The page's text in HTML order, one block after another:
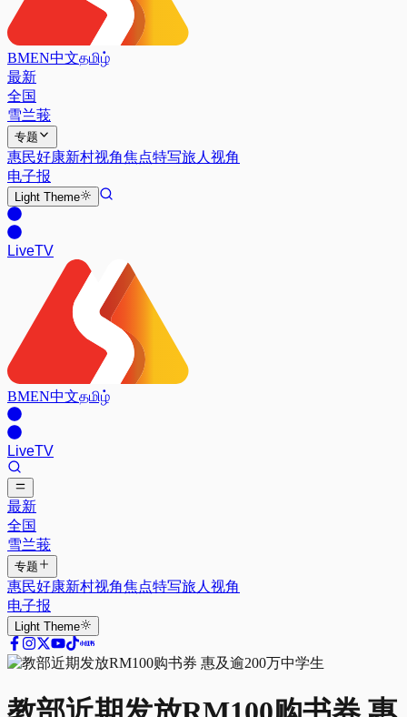
BMEN中文தமிழ்
最新
全国
雪兰莪
专题
惠民好康新村视角焦点特写旅人视角
电子报
Light Theme
LiveTV
BMEN中文தமிழ்
LiveTV
最新
全国
雪兰莪
专题
惠民好康新村视角焦点特写旅人视角
电子报
Light Theme